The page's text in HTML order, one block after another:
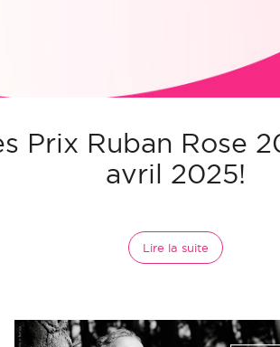
Prix Ruban Rose
avril 2025!
Lire la suite